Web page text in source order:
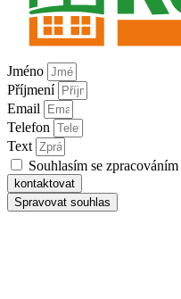
Jméno
Příjmení
Email
Telefon
Text
Souhlasím se zpracováním
kontaktovat
Spravovat souhlas